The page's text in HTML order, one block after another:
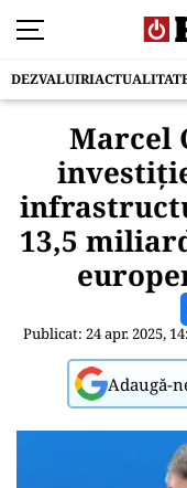
DEZVALUIRI
Marcel
13,5
Publicat: 24 apr. 2025,
Adaugă-